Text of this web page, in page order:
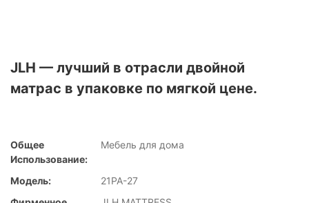
JLH — лучший в отрасли двойной
матрас в упаковке по мягкой цене.
Общее
Использование:
Мебель для дома
Модель:
21PA-27